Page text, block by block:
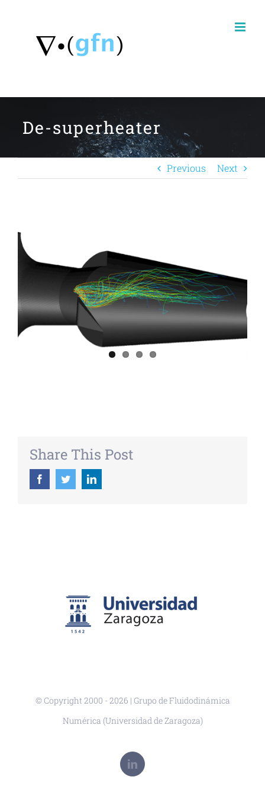
De-superheater
Previous Next
Larger
Image
Share This Post
FacebookTwitterLinkedIn
© Copyright 2000 -2026 | Grupo de Fluidodinámica
Numérica (Universidad de Zaragoza)
LinkedIn